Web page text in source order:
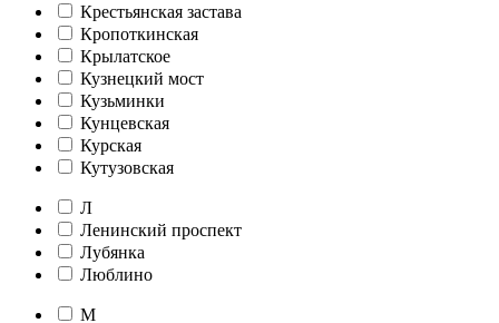
Крестьянская застава
Кропоткинская
Крылатское
Кузнецкий мост
Кузьминки
Кунцевская
Курская
Кутузовская
Л
Ленинский проспект
Лубянка
Люблино
М